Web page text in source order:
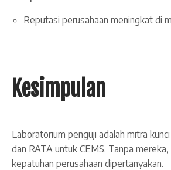
Reputasi perusahaan meningkat di
Kesimpulan
Laboratorium penguji adalah mitra kunci
dan RATA untuk CEMS. Tanpa
kepatuhan perusahaan dipertanyakan.